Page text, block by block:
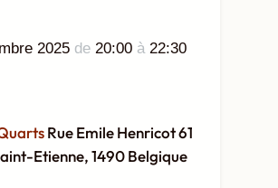
2025 de 20:00 à 22:30
Rue Emile Henricot 61
Etienne, 1490 Belgique